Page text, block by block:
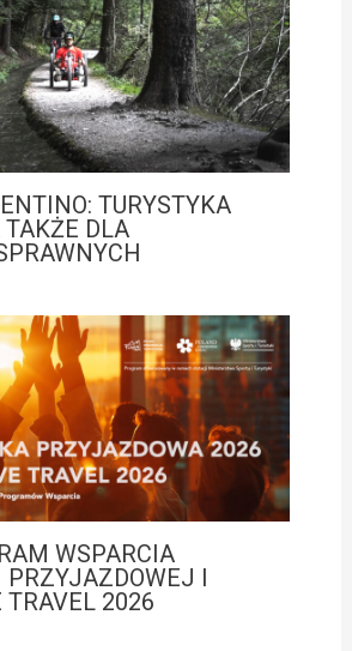
TURYSTYKA
TAKŻE DLA
WSPARCIA
I
TRAVEL 2026